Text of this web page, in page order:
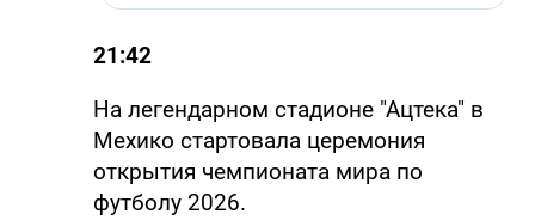
21:42
На легендарном стадионе "Ацтека" в
Мехико стартовала церемония
открытия чемпионата мира по
футболу 2026.